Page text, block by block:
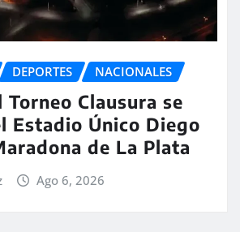
DEPORTES NACIONALES
Clausura se
Estadio Único Diego
de La Plata
Ago 6, 2026